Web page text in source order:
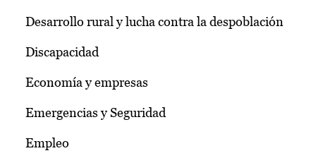
Desarrollo rural y lucha contra la despoblación
Discapacidad
Economía y empresas
Emergencias y Seguridad
Empleo